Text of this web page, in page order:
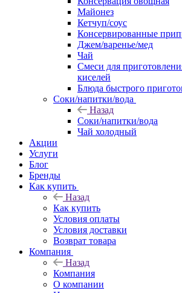
Майонез
Кетчуп/соус
Консервированные
Джем/варенье/мед
Чай
Смеси для
киселей
Блюда быстрого
Соки/напитки/вода
Назад
Соки/напитки/вода
Чай холодный
Акции
Услуги
Блог
Бренды
Как купить
Назад
Как купить
Условия оплаты
Условия доставки
Возврат товара
Компания
Назад
Компания
О компании